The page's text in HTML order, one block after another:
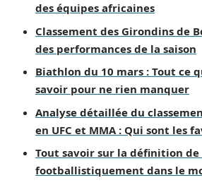
des équipes africaines
Classement des Girondins de
des performances de la saison
Biathlon du 10 mars : Tout ce
savoir pour ne rien manquer
Analyse détaillée du
en UFC et MMA : Qui sont les
Tout savoir sur la définition de
footballistiquement dans le